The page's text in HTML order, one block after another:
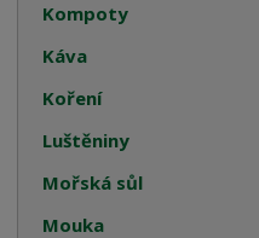
Kompoty
Káva
Koření
Luštěniny
Mořská sůl
Mouka